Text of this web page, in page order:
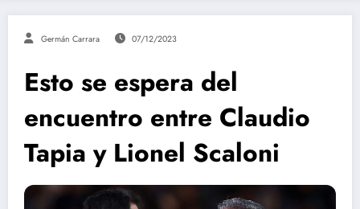
Germán Carrara 07/12/2023
Esto se espera del
encuentro entre Claudio
Tapia y Lionel Scaloni